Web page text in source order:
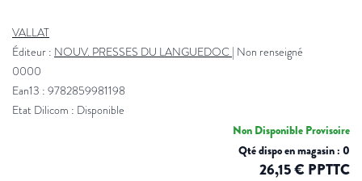
VALLAT
Éditeur : NOUV. PRESSES DU LANGUEDOC | Non renseigné
0000
Ean13 : 9782859981198
Etat Dilicom : Disponible
Non Disponible Provisoire
Qté dispo en magasin : 0
26,15 € PPTTC